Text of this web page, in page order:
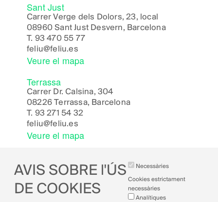
Sant Just
Carrer Verge dels Dolors, 23, local
08960 Sant Just Desvern, Barcelona
T. 93 470 55 77
feliu@feliu.es
Veure el mapa
Terrassa
Carrer Dr. Calsina, 304
08226 Terrassa, Barcelona
T. 93 271 54 32
feliu@feliu.es
Veure el mapa
AVIS SOBRE l'ÚS
DE COOKIES
Necessàries
Cookies estrictament
necessàries
Analítiques